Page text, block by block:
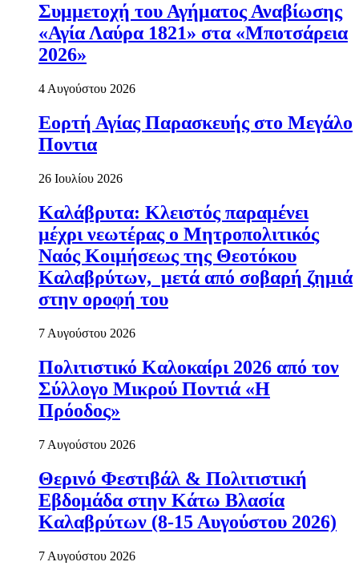
Συμμετοχή του Αγήματος Αναβίωσης
«Αγία Λαύρα 1821» στα «Μποτσάρεια
2026»
4 Αυγούστου 2026
Εορτή Αγίας Παρασκευής στο Μεγάλο
Ποντια
26 Ιουλίου 2026
Καλάβρυτα: Κλειστός παραμένει
μέχρι νεωτέρας ο Μητροπολιτικός
Ναός Κοιμήσεως της Θεοτόκου
Καλαβρύτων, μετά από σοβαρή ζημιά
στην οροφή του
7 Αυγούστου 2026
Πολιτιστικό Καλοκαίρι 2026 από τον
Σύλλογο Μικρού Ποντιά «Η
Πρόοδος»
7 Αυγούστου 2026
Θερινό Φεστιβάλ & Πολιτιστική
Εβδομάδα στην Κάτω Βλασία
Καλαβρύτων (8-15 Αυγούστου 2026)
7 Αυγούστου 2026